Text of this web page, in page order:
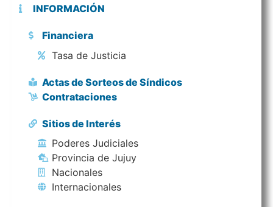
INFORMACIÓN
Financiera
Tasa de Justicia
Actas de Sorteos de Síndicos
Contrataciones
Sitios de Interés
Poderes Judiciales
Provincia de Jujuy
Nacionales
Internacionales